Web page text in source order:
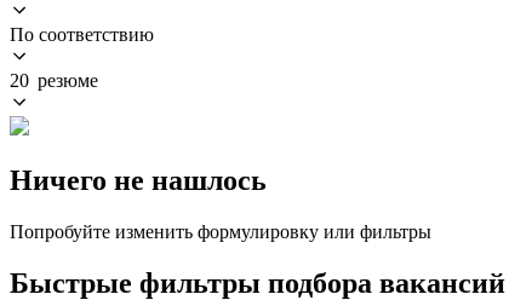
По соответствию
20 резюме
Ничего не нашлось
Попробуйте изменить формулировку или фильтры
Быстрые фильтры подбора вакансий